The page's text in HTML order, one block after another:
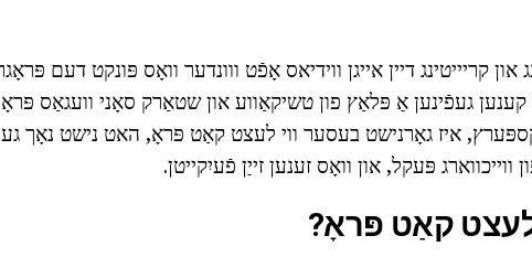
און קריייטינג דיין אייגן ווידיאס אָפֿט ווונדער וואָס פּונקט דעם
קענען געפֿינען אַ פּלאַץ פון טשיקאַווע און שטאַרק סאָני וועגאַס
ווייכווארג פּעקל, און וואָס זענען זייַן פֿעיִקייטן.
לעצט קאַט פּראָ?